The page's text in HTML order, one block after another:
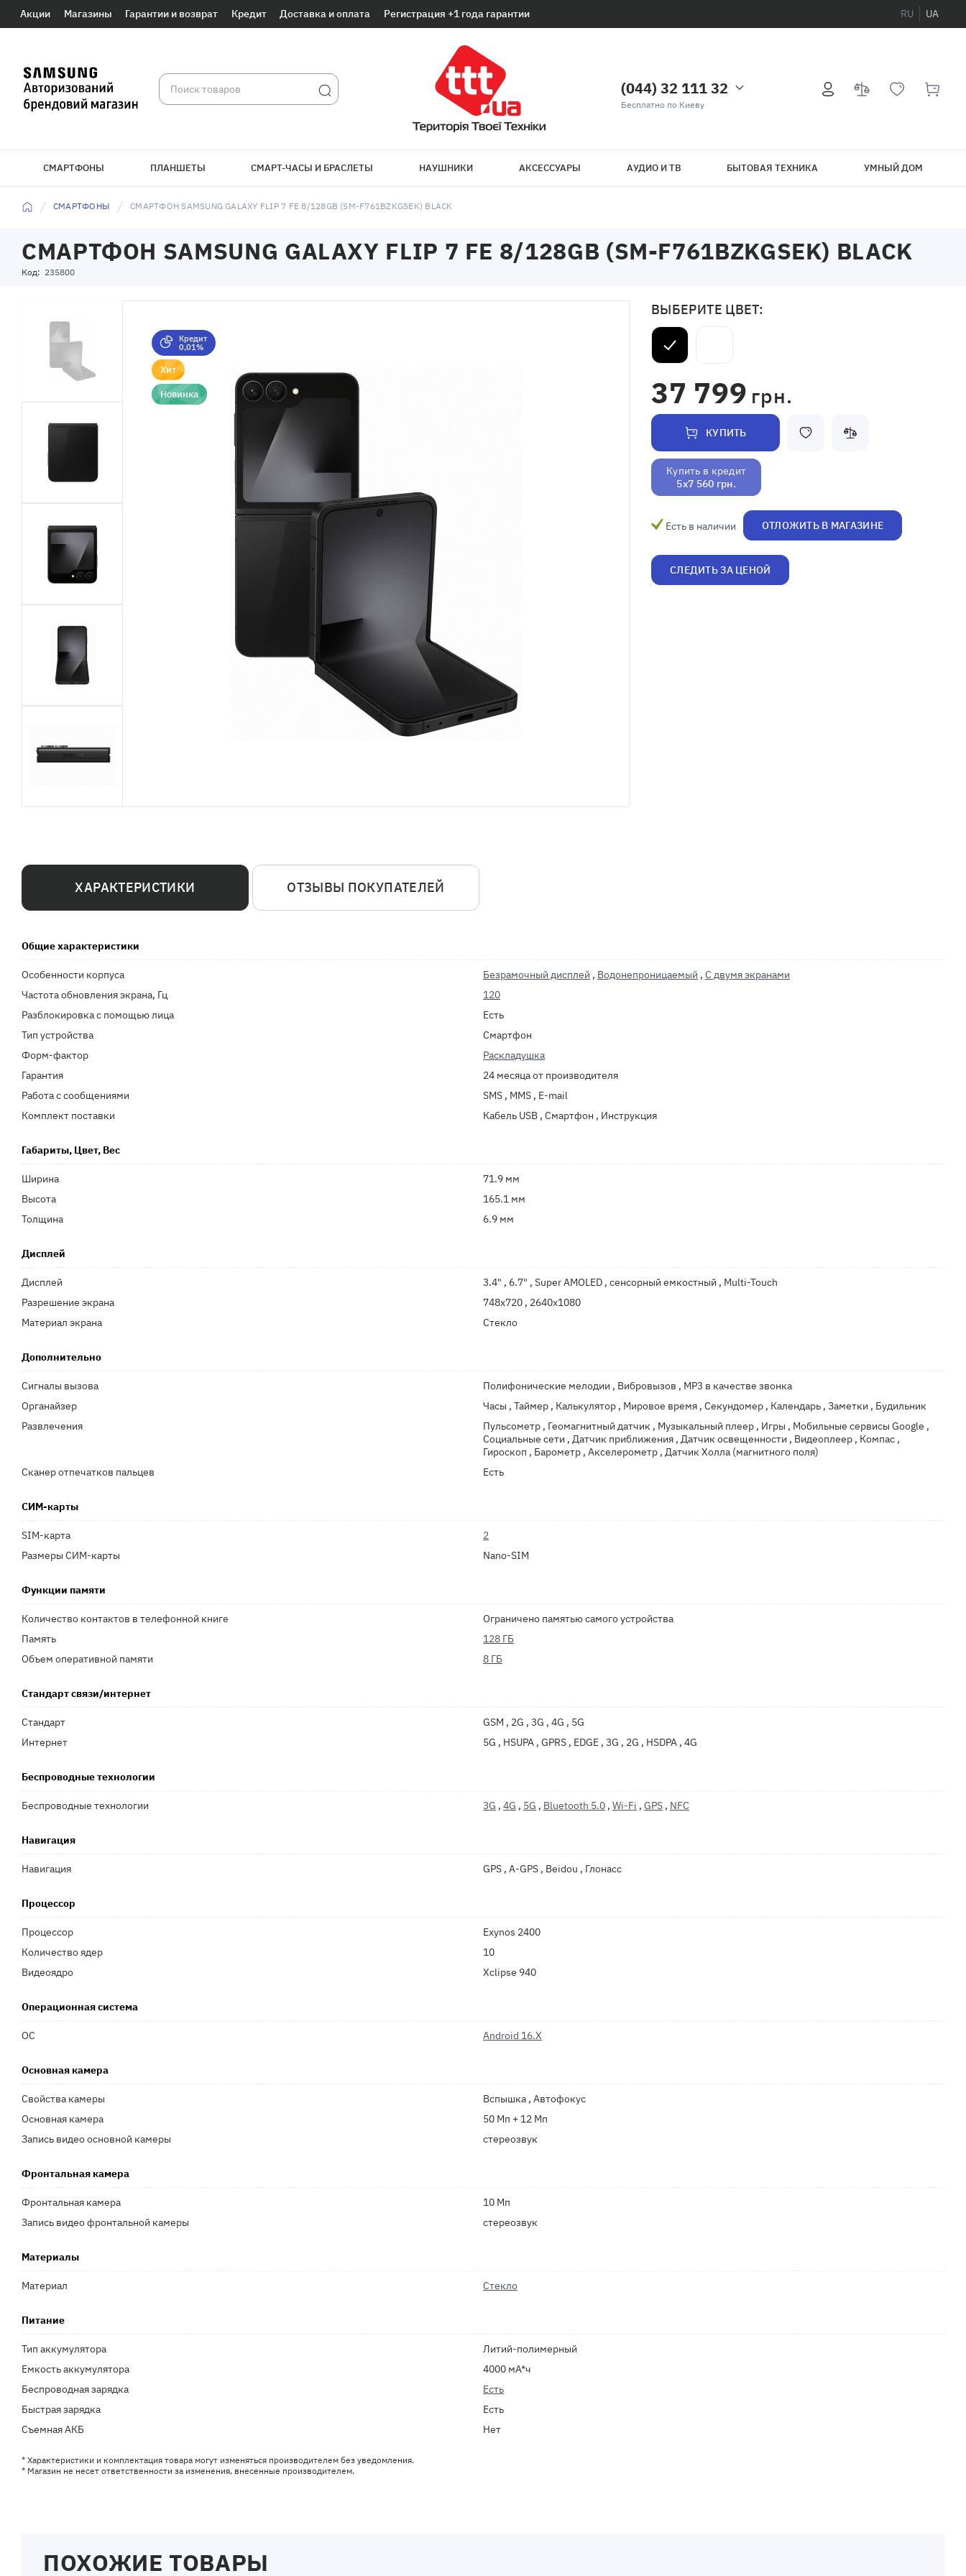
Акции Магазины Гарантии и возврат Кредит Доставка и оплата Регистрация +1 года гарантии RU UA
(044) 32 111 32
Бесплатно по Киеву
СМАРТФОНЫ ПЛАНШЕТЫ СМАРТ-ЧАСЫ И БРАСЛЕТЫ НАУШНИКИ АКСЕССУАРЫ АУДИО И ТВ БЫТОВАЯ ТЕХНИКА УМНЫЙ ДОМ
СМАРТФОНЫ СМАРТФОН SAMSUNG GALAXY FLIP 7 FE 8/128GB (SM-F761BZKGSEK) BLACK
СМАРТФОН SAMSUNG GALAXY FLIP 7 FE 8/128GB (SM-F761BZKGSEK) BLACK
Код: 235800
Кредит
0,01%
Хит
Новинка
ВЫБЕРИТЕ ЦВЕТ:
37 799 грн.
КУПИТЬ
Купить в кредит
5x7 560 грн.
Есть в наличии ОТЛОЖИТЬ В МАГАЗИНЕ
СЛЕДИТЬ ЗА ЦЕНОЙ
ХАРАКТЕРИСТИКИ
Общие характеристики
Особенности корпуса Безрамочный дисплей , Водонепроницаемый , С двумя экранами
Частота обновления экрана, Гц
120
Разблокировка с помощью лица
Есть
Тип устройства
Смартфон
Форм-фактор
Раскладушка
Гарантия
24 месяца от производителя
Работа с сообщениями
SMS , MMS , E-mail
Комплект поставки
Кабель USB , Смартфон , Инструкция
Габариты, Цвет, Вес
Ширина
71.9 мм
Высота
165.1 мм
Толщина
6.9 мм
Дисплей
Дисплей
3.4" , 6.7" , Super AMOLED , сенсорный емкостный , Multi-Touch
Разрешение экрана
748x720 , 2640x1080
Материал экрана
Стекло
Дополнительно
Сигналы вызова
Полифонические мелодии , Вибровызов , MP3 в качестве звонка
Органайзер
Часы , Таймер , Калькулятор , Мировое время , Секундомер , Календарь , Заметки , Будильник
Развлечения
Пульсометр , Геомагнитный датчик , Музыкальный плеер , Игры , Мобильные сервисы Google ,
Социальные сети , Датчик приближения , Датчик освещенности , Видеоплеер , Компас ,
Гироскоп , Барометр , Акселерометр , Датчик Холла (магнитного поля)
Сканер отпечатков пальцев
Есть
СИМ-карты
SIM-карта
2
Размеры СИМ-карты
Nano-SIM
Функции памяти
Количество контактов в телефонной книге
Ограничено памятью самого устройства
Память
128 ГБ
Объем оперативной памяти
8 ГБ
Стандарт связи/интернет
Стандарт
GSM , 2G , 3G , 4G , 5G
Интернет
5G , HSUPA , GPRS , EDGE , 3G , 2G , HSDPA , 4G
Беспроводные технологии
Беспроводные технологии 3G , 4G , 5G , Bluetooth 5.0 , Wi-Fi , GPS , NFC
Навигация
Навигация GPS , A-GPS , Beidou , Глонасс
Процессор
Процессор
Exynos 2400
Количество ядер
10
Видеоядро
Xclipse 940
Операционная система
ОС Android 16.X
Основная камера
Свойства камеры
Вспышка , Автофокус
Основная камера
50 Мп + 12 Мп
Запись видео основной камеры
стереозвук
Фронтальная камера
Фронтальная камера
10 Мп
Запись видео фронтальной камеры
стереозвук
Материалы
Материал Стекло
Питание
Тип аккумулятора
Литий-полимерный
Емкость аккумулятора
4000 мА*ч
Беспроводная зарядка
Есть
Быстрая зарядка
Есть
Съемная АКБ
Нет
* Характеристики и комплектация товара могут изменяться производителем без уведомления.
* Магазин не несет ответственности за изменения, внесенные производителем.
ОТЗЫВЫ ПОКУПАТЕЛЕЙ
ПОХОЖИЕ ТОВАРЫ